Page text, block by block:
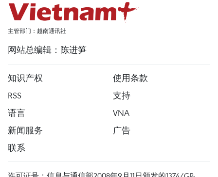
主管部门：越南通讯社
网站总编辑：陈进笋
知识产权
使用条款
RSS
支持
语言
VNA
新闻服务
广告
联系